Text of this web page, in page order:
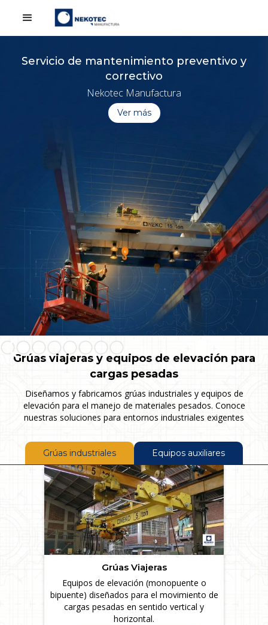
Servicio de mantenimiento preventivo y
correctivo
Nekotec Manufactura
Ver más
Slide 2 of 8.
Grúas viajeras y equipos de elevación para
cargas pesadas
Diseñamos y fabricamos grúas industriales y equipos de
elevación para el manejo de materiales pesados. Conoce
nuestras soluciones para entornos industriales exigentes
Grúas industriales Equipos auxiliares
Grúas Viajeras
Equipos de elevación (monopuente o
bipuente) diseñados para el movimiento de
cargas pesadas en sentido vertical y
horizontal.